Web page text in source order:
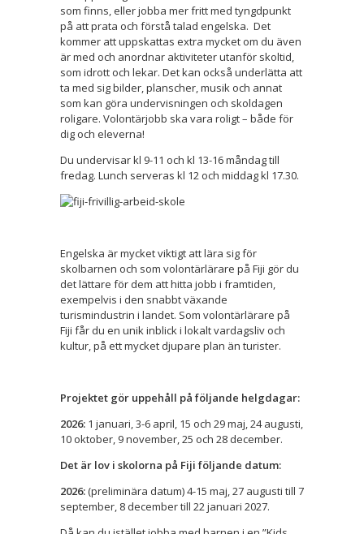
som finns, eller jobba mer fritt med tyngdpunkt
på att prata och förstå talad engelska. Det
kommer att uppskattas extra mycket om du även
är med och anordnar aktiviteter utanför skoltid,
som idrott och lekar. Det kan också underlätta att
ta med sig bilder, planscher, musik och annat
som kan göra undervisningen och skoldagen
roligare. Volontärjobb ska vara roligt – både för
dig och eleverna!
Du undervisar kl 9-11 och kl 13-16 måndag till
fredag. Lunch serveras kl 12 och middag kl 17.30.
Engelska är mycket viktigt att lära sig för
skolbarnen och som volontärlärare på Fiji gör du
det lättare för dem att hitta jobb i framtiden,
exempelvis i den snabbt växande
turismindustrin i landet. Som volontärlärare på
Fiji får du en unik inblick i lokalt vardagsliv och
kultur, på ett mycket djupare plan än turister.
Projektet gör uppehåll på följande helgdagar:
2026: 1 januari, 3-6 april, 15 och 29 maj, 24 augusti,
10 oktober, 9 november, 25 och 28 december.
Det är lov i skolorna på Fiji följande datum:
2026:(preliminära datum) 4-15 maj, 27 augusti till 7
september, 8 december till 22 januari 2027.